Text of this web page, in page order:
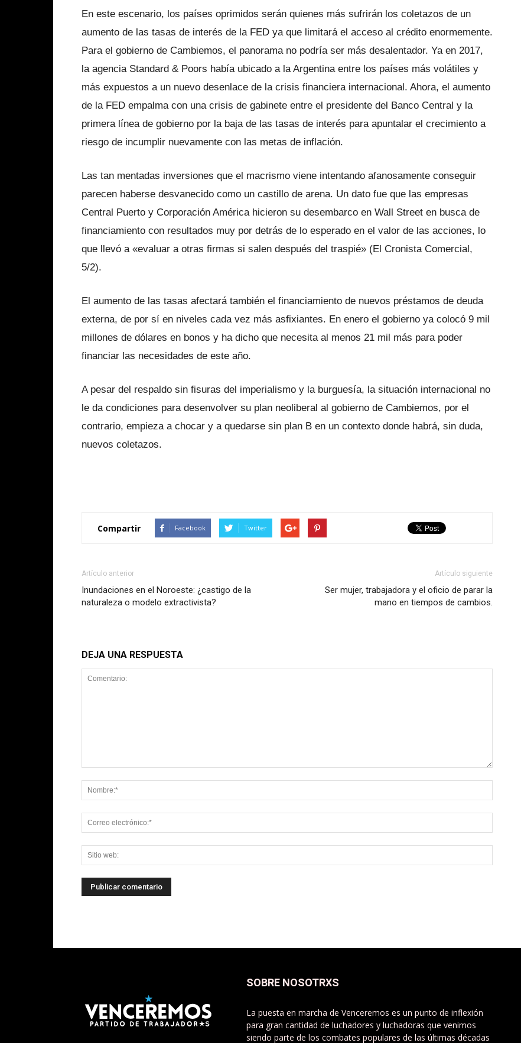
En este escenario, los países oprimidos serán quienes más sufrirán los coletazos de un
aumento de las tasas de interés de la FED ya que limitará el acceso al crédito enormemente.
Para el gobierno de Cambiemos, el panorama no podría ser más desalentador. Ya en 2017,
la agencia Standard & Poors había ubicado a la Argentina entre los países más volátiles y
más expuestos a un nuevo desenlace de la crisis financiera internacional. Ahora, el aumento
de la FED empalma con una crisis de gabinete entre el presidente del Banco Central y la
primera línea de gobierno por la baja de las tasas de interés para apuntalar el crecimiento a
riesgo de incumplir nuevamente con las metas de inflación.
Las tan mentadas inversiones que el macrismo viene intentando afanosamente conseguir
parecen haberse desvanecido como un castillo de arena. Un dato fue que las empresas
Central Puerto y Corporación América hicieron su desembarco en Wall Street en busca de
financiamiento con resultados muy por detrás de lo esperado en el valor de las acciones, lo
que llevó a «evaluar a otras firmas si salen después del traspié» (El Cronista Comercial,
5/2).
El aumento de las tasas afectará también el financiamiento de nuevos préstamos de deuda
externa, de por sí en niveles cada vez más asfixiantes. En enero el gobierno ya colocó 9 mil
millones de dólares en bonos y ha dicho que necesita al menos 21 mil más para poder
financiar las necesidades de este año.
A pesar del respaldo sin fisuras del imperialismo y la burguesía, la situación internacional no
le da condiciones para desenvolver su plan neoliberal al gobierno de Cambiemos, por el
contrario, empieza a chocar y a quedarse sin plan B en un contexto donde habrá, sin duda,
nuevos coletazos.
Compartir Facebook Twitter
Artículo anterior
Inundaciones en el Noroeste: ¿castigo de la
naturaleza o modelo extractivista?
Artículo siguiente
Ser mujer, trabajadora y el oficio de parar la
mano en tiempos de cambios.
DEJA UNA RESPUESTA
SOBRE NOSOTRXS
La puesta en marcha de Venceremos es un punto de inflexión
para gran cantidad de luchadores y luchadoras que venimos
siendo parte de los combates populares de las últimas décadas